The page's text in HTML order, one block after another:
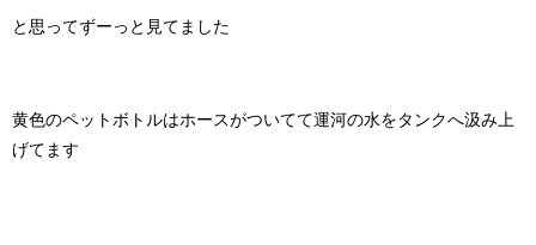
と思ってずーっと見てました
黄色のペットボトルはホースがついてて運河の水をタンクへ汲み上
げてます